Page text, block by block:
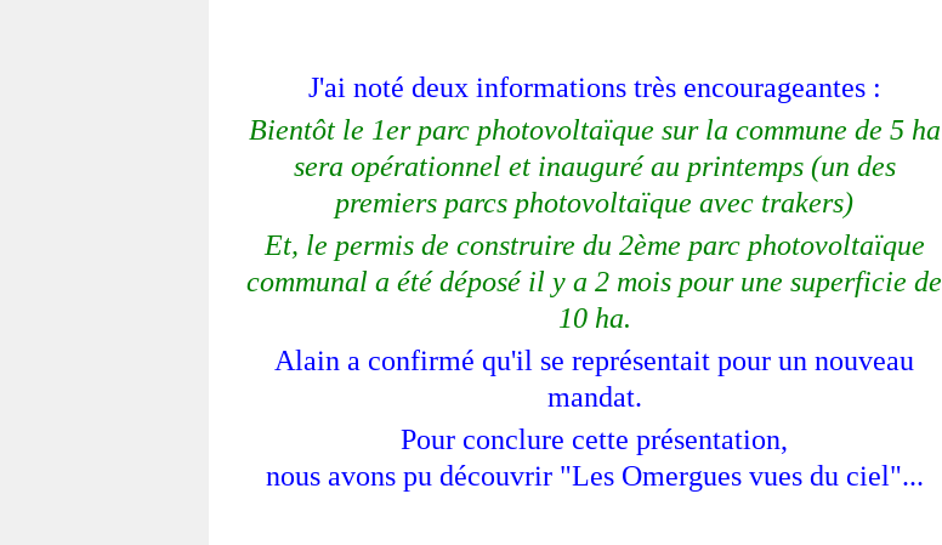
J'ai noté deux informations très encourageantes :
Bientôt le 1er parc photovoltaïque sur la commune de 5 ha
sera opérationnel et inauguré au printemps (un des
premiers parcs photovoltaïque avec trakers)
Et, le permis de construire du 2ème parc photovoltaïque
communal a été déposé il y a 2 mois pour une superficie de
10 ha.
Alain a confirmé qu'il se représentait pour un nouveau
mandat.
Pour conclure cette présentation,
nous avons pu découvrir "Les Omergues vues du ciel"...